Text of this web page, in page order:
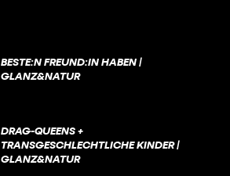
BESTE:N FREUND:IN HABEN |
GLANZ&NATUR
DRAG-QUEENS +
TRANSGESCHLECHTLICHE KINDER |
GLANZ&NATUR